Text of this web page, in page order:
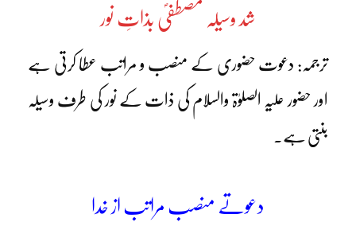
شد وسیلہ مصطفیؐ بذاتِ نور
ترجمہ: دعوت حضوری کے منصب و مراتب عطا کرتی ہے
اور حضور علیہ الصلوٰۃ والسلام کی ذات کے نور کی طرف وسیلہ
بنتی ہے۔
دعوتے منصب مراتب از خدا